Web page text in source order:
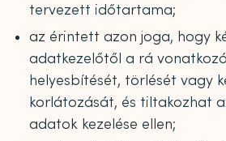
tervezett időtartama;
az érintett azon joga, hogy
adatkezelőtől a rá
helyesbítését, törlését vagy
korlátozását, és tiltakozhat
adatok kezelése ellen;